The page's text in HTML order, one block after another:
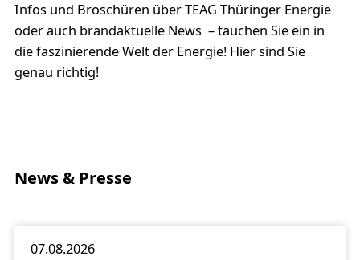
Infos und Broschüren über TEAG Thüringer Energie
oder auch brandaktuelle News – tauchen Sie ein in
die faszinierende Welt der Energie! Hier sind Sie
genau richtig!
News & Presse
07.08.2026